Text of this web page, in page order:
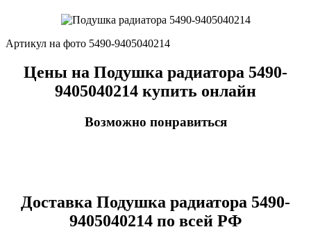
Артикул на фото 5490-9405040214
Цены на Подушка радиатора 5490-
9405040214 купить онлайн
Возможно понравиться
Доставка Подушка радиатора 5490-
9405040214 по всей РФ